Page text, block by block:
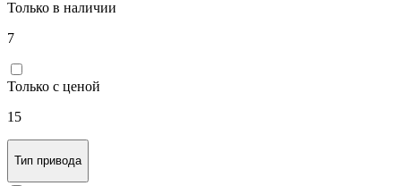
Только в наличии
7
Только с ценой
15
Тип привода